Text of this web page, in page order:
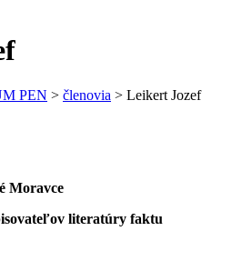
PEN > členovia > Leikert Jozef
Moravce
literatúry faktu